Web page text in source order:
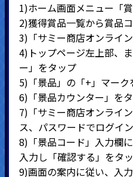
1)ホーム画面メニュー「賞
2)獲得賞品一覧から賞品
3) 「サミー商店オンライ
4) トップページ左上部、
ー」をタップ
5) 「景品」の「+」マーク
6) 「景品カウンター」を
7) 「サミー商店オンライ
ス、パスワードでログイン
8) 「景品コード」入力欄
入力し「確認する」をタ
9)画面の案内に従い、入